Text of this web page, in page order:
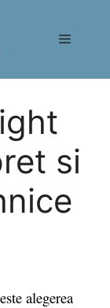
Meniu
si
alegerea